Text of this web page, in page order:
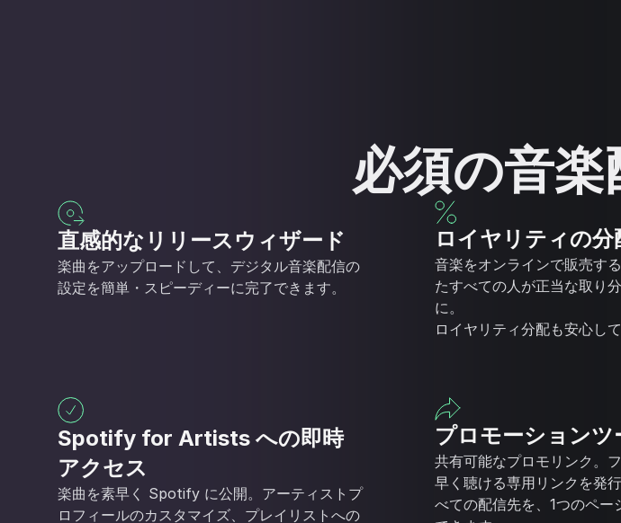
必須の音
直感的なリリースウィザード
楽曲をアップロードして、デジタル音楽配信の
設定を簡単・スピーディーに完了できます。
ロイヤリティの分
音楽をオンラインで販売す
たすべての人が正当な取り
に。
ロイヤリティ分配も安心し
Spotify for Artists への即時
アクセス
楽曲を素早く Spotify に公開。アーティストプ
ロフィールのカスタマイズ、プレイリストへの
プロモーションツ
共有可能なプロモリンク。
早く聴ける専用リンクを発
べての配信先を、1つのペー